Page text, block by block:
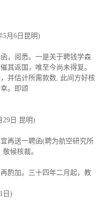
5月6日昆明)
，阅悉。一是关于聘钱学森
其返国，唯至今尚未得复。
并估计所需款数, 此间方好核
。即颂
29日 昆明)
再送一聘函(聘为航空研究所
候核裁。
酌加。三十四年二月起，教
日)